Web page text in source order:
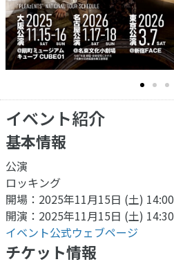
イベント紹介
基本情報
公演
ロッキング
開場：2025年11月15日 (土) 14:00
開演：2025年11月15日 (土) 14:30
イベント公式ウェブページ
チケット情報